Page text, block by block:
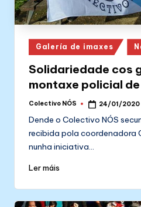
Posted
in
Galería de imaxes
Solidariedade cos
montaxe policial
Posted
Colectivo NÓS 24/01/2020
Dende o Colectivo NÓS
recibida pola coordenadora
nunha iniciativa…
Ler máis